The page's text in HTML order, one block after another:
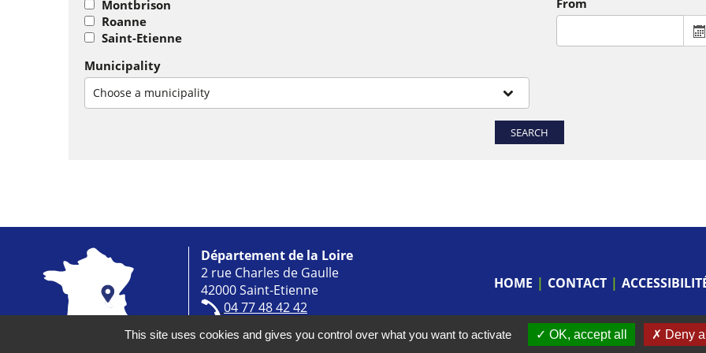
Montbrison
Roanne
Saint-Etienne
Municipality
Choose a municipality
SEARCH
Département de la Loire
2 rue Charles de Gaulle
42000 Saint-Etienne
04 77 48 42 42
info@loire.fr
HOME CONTACT
This site uses cookies and gives you control over what you want to activate OK, accept all Deny